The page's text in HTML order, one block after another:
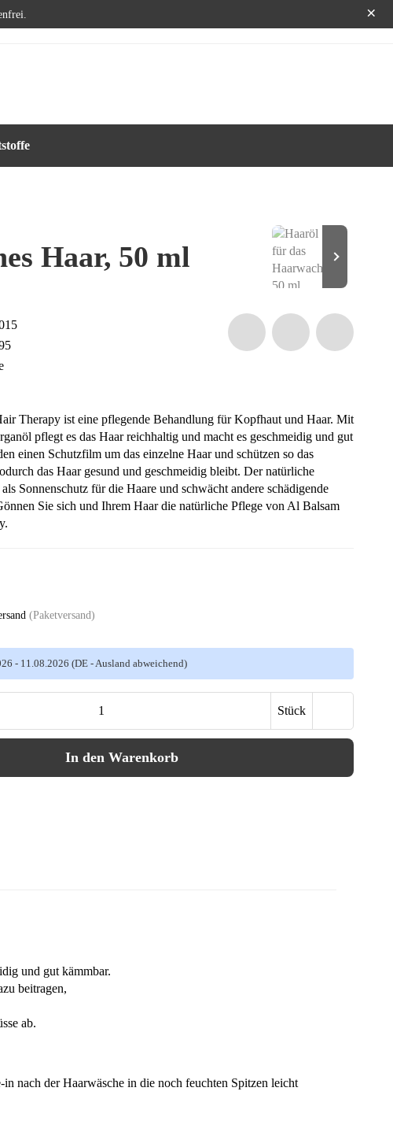
×
Haar, 50 ml
Therapy ist eine pflegende Behandlung für Kopfhaut und Haar. Mit
pflegt es das Haar reichhaltig und macht es geschmeidig und gut
einen Schutzfilm um das einzelne Haar und schützen so das
das Haar gesund und geschmeidig bleibt. Der natürliche
Sonnenschutz für die Haare und schwächt andere schädigende
Sie sich und Ihrem Haar die natürliche Pflege von Al Balsam
(Paketversand)
- 11.08.2026 (DE - Ausland abweichend)
Stück
In den Warenkorb
und gut kämmbar.
beitragen,
ab.
nach der Haarwäsche in die noch feuchten Spitzen leicht